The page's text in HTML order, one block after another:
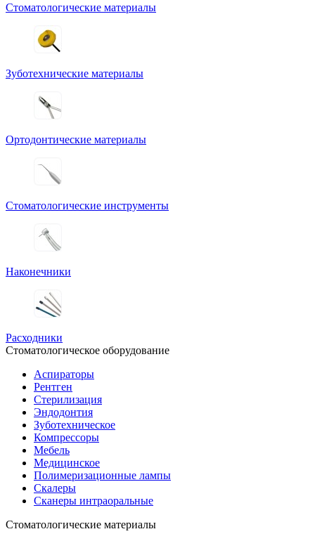
Стоматологические материалы
Зуботехнические материалы
Ортодонтические материалы
Стоматологические инструменты
Наконечники
Расходники
Стоматологическое оборудование
Аспираторы
Рентген
Стерилизация
Эндодонтия
Зуботехническое
Компрессоры
Мебель
Медицинское
Полимеризационные лампы
Скалеры
Сканеры интраоральные
Стоматологические материалы